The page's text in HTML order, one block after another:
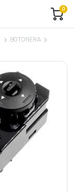
0
BOTONERA